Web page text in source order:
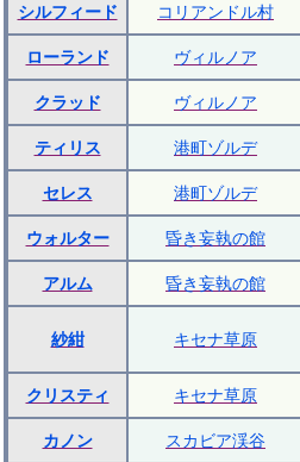
シルフィード コリアンドル村
ローランド ヴィルノア
クラッド ヴィルノア
ティリス 港町ゾルデ
セレス 港町ゾルデ
ウォルター 昏き妄執の館
アルム 昏き妄執の館
紗紺 キセナ草原
クリスティ キセナ草原
カノン スカビア渓谷